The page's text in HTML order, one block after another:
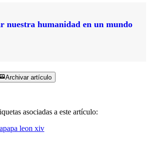
nuestra humanidad en un mundo
Archivar artículo
asociadas a este artículo:
papa leon xiv